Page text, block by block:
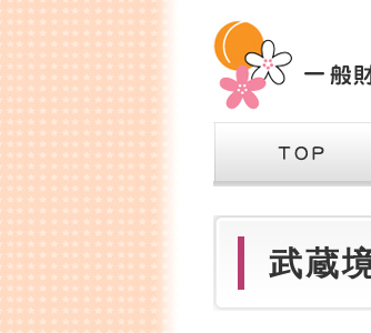
武蔵